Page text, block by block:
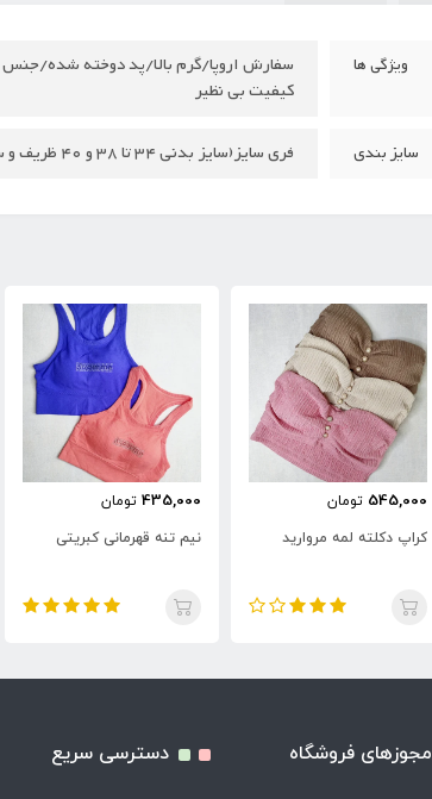
ویژگی ها
کیفیت بی نظیر
سایز بندی فری سایز(سایز بدنی 34 تا 38 و 40 ظریف و سایز سینه 60 تا 85 کاپ A)
545,000 تومان
کراپ دکلته لمه مروارید
435,000 تومان
نیم تنه قهرمانی کبریتی
فروشگاه دسترسی سریع